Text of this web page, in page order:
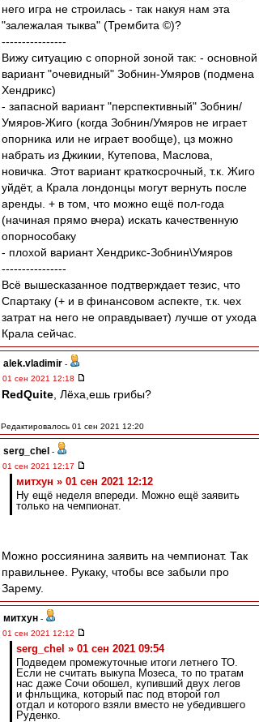
него игра не строилась - так накуя нам эта
"залежалая тыква" (Трембита ©)?
----------------
Вижу ситуацию с опорной зоной так: - основной
вариант "очевидный" Зобнин-Умяров (подмена
Хендрикс)
- запасной вариант "перспективный" Зобнин/
Умяров-Жиго (когда Зобнин/Умяров не играет
опорника или не играет вообще), цз можно
набрать из Джикии, Кутепова, Маслова,
новичка. Этот вариант краткосрочный, т.к. Жиго
уйдёт, а Крала лондонцы могут вернуть после
аренды. + в том, что можно ещё пол-года
(начиная прямо вчера) искать качественную
опорнособаку
- плохой вариант Хендрикс-Зобнин\Умяров
----------------
Всё вышесказанное подтверждает тезис, что
Спартаку (+ и в финансовом аспекте, т.к. чех
затрат на него не оправдывает) лучше от ухода
Крала сейчас.
alek.vladimir -
01 сен 2021 12:18
RedQuite , Лёха,ешь грибы?
Редактировалось 01 сен 2021 12:20
serg_chel -
01 сен 2021 12:17
митхун » 01 сен 2021 12:12
Ну ещё неделя впереди. Можно ещё заявить
только на чемпионат.
Можно россиянина заявить на чемпионат. Так
правильнее. Рукаку, чтобы все забыли про
Зарему.
митхун -
01 сен 2021 12:12
serg_chel » 01 сен 2021 09:54
Подведем промежуточные итоги летнего ТО.
Если не считать выкупа Мозеса, то по тратам
нас даже Сочи обошел, купивший двух легов
и фнльщика, который пас под второй гол
отдал и которого взяли вместо не убедившего
Руденко.